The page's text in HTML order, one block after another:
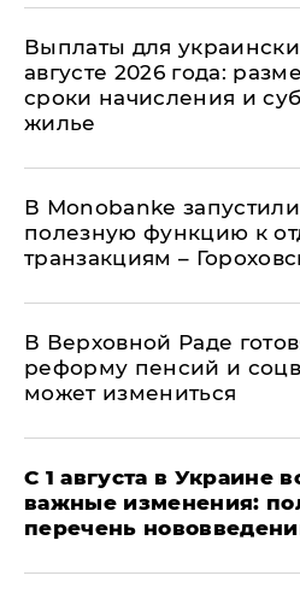
Выплаты для
августе 2026 года:
сроки начисления и
жилье
В Мonobankе
полезную функцию к
транзакциям –
В Верховной Раде
реформу пенсий и
может измениться
С 1 августа в Украине
важные изменения:
перечень